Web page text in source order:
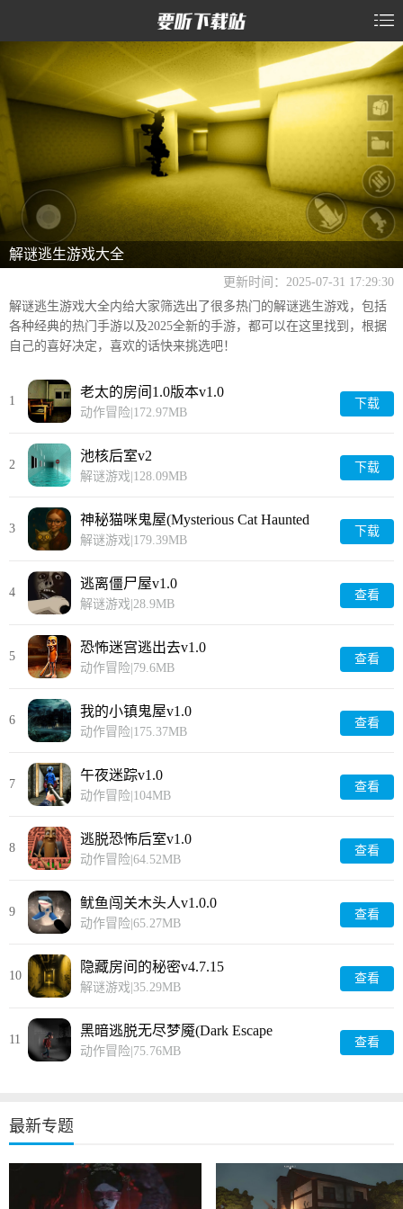
解谜逃生游戏大全
更新时间：2025-07-31 17:29:30
解谜逃生游戏大全内给大家筛选出了很多热门的解谜逃生游戏，包括
各种经典的热门手游以及2025全新的手游，都可以在这里找到，根据
自己的喜好决定，喜欢的话快来挑选吧！
1
老太的房间1.0版本v1.0
动作冒险 172.97MB
下载
2
池核后室v2
解谜游戏 128.09MB
下载
3
神秘猫咪鬼屋(Mysterious Cat Haunted
House)v0.2
解谜游戏 179.39MB
下载
4
逃离僵尸屋v1.0
解谜游戏 28.9MB
查看
5
恐怖迷宫逃出去v1.0
动作冒险 79.6MB
查看
6
我的小镇鬼屋v1.0
动作冒险 175.37MB
查看
7
午夜迷踪v1.0
动作冒险 104MB
查看
8
逃脱恐怖后室v1.0
动作冒险 64.52MB
查看
9
鱿鱼闯关木头人v1.0.0
动作冒险 65.27MB
查看
10
隐藏房间的秘密v4.7.15
解谜游戏 35.29MB
查看
11
黑暗逃脱无尽梦魇(Dark Escape
Nightmares)v1.0
动作冒险 75.76MB
查看
最新专题